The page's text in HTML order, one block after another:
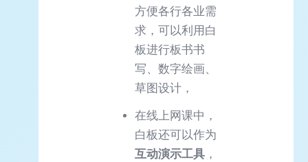
方便各行各业需
求，可以利用白
板进行板书书
写、数字绘画、
草图设计，
在线上网课中，
白板还可以作为
互动演示工具 ，